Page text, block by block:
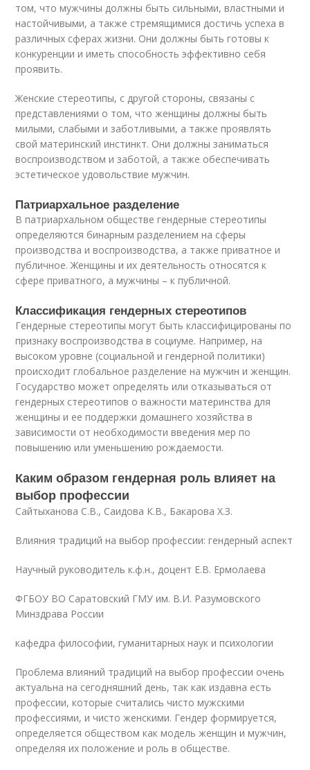
том, что мужчины должны быть сильными, властными и
настойчивыми, а также стремящимися достичь успеха в
различных сферах жизни. Они должны быть готовы к
конкуренции и иметь способность эффективно себя
проявить.
Женские стереотипы, с другой стороны, связаны с
представлениями о том, что женщины должны быть
милыми, слабыми и заботливыми, а также проявлять
свой материнский инстинкт. Они должны заниматься
воспроизводством и заботой, а также обеспечивать
эстетическое удовольствие мужчин.
Патриархальное разделение
В патриархальном обществе гендерные стереотипы
определяются бинарным разделением на сферы
производства и воспроизводства, а также приватное и
публичное. Женщины и их деятельность относятся к
сфере приватного, а мужчины – к публичной.
Классификация гендерных стереотипов
Гендерные стереотипы могут быть классифицированы по
признаку воспроизводства в социуме. Например, на
высоком уровне (социальной и гендерной политики)
происходит глобальное разделение на мужчин и женщин.
Государство может определять или отказываться от
гендерных стереотипов о важности материнства для
женщины и ее поддержки домашнего хозяйства в
зависимости от необходимости введения мер по
повышению или уменьшению рождаемости.
Каким образом гендерная роль влияет на
выбор профессии
Сайтыханова С.В., Саидова К.В., Бакарова Х.З.
Влияния традиций на выбор профессии: гендерный аспект
Научный руководитель к.ф.н., доцент Е.В. Ермолаева
ФГБОУ ВО Саратовский ГМУ им. В.И. Разумовского
Минздрава России
кафедра философии, гуманитарных наук и психологии
Проблема влияний традиций на выбор профессии очень
актуальна на сегодняшний день, так как издавна есть
профессии, которые считались чисто мужскими
профессиями, и чисто женскими. Гендер формируется,
определяется обществом как модель женщин и мужчин,
определяя их положение и роль в обществе.